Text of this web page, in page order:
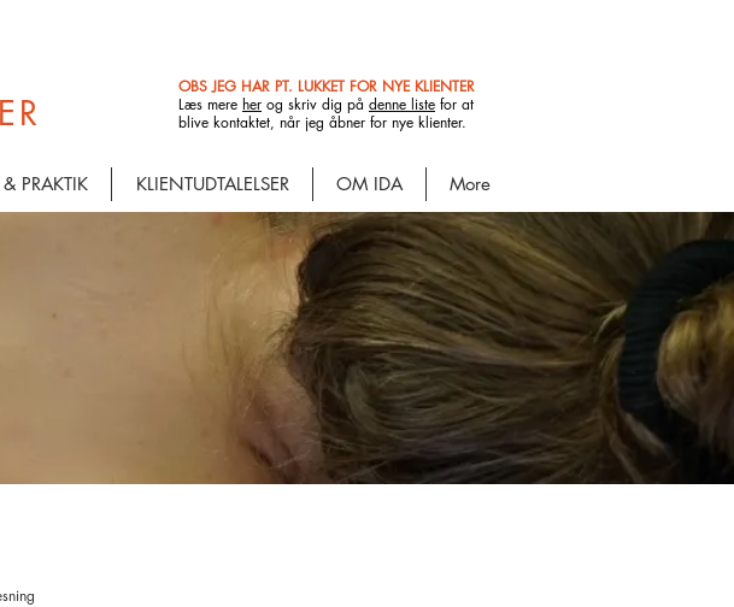
& PRAKTIK KLIENTUDTALELSER OM IDA More
OBS JEG HAR PT. LUKKET FOR NYE KLIENTER
Læs mere her og skriv dig på denne liste for at
blive kontaktet, når jeg åbner for nye klienter.